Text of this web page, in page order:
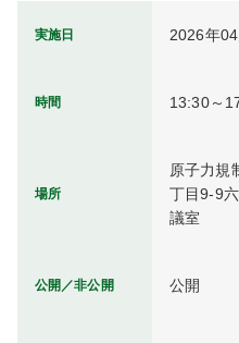
実施日 2026年
時間 13:30～
場所
原子力規
丁目9-9
議室
公開／非公開 公開